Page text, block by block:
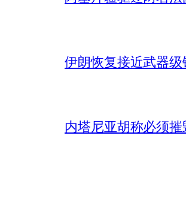
伊朗恢复接近武器级
内塔尼亚胡称必须